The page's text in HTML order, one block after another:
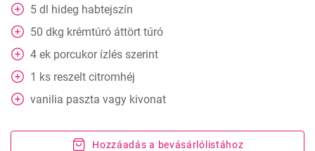
5 dl hideg habtejszín
50 dkg krémtúró áttört túró
4 ek porcukor ízlés szerint
1 ks reszelt citromhéj
vanilia paszta vagy kivonat
Hozzáadás a bevásárlólistához